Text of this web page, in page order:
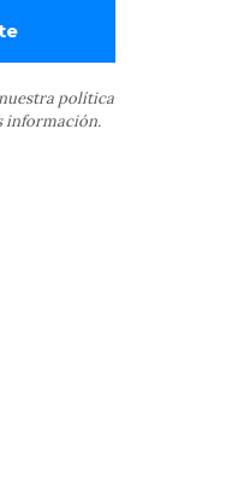
política
información.